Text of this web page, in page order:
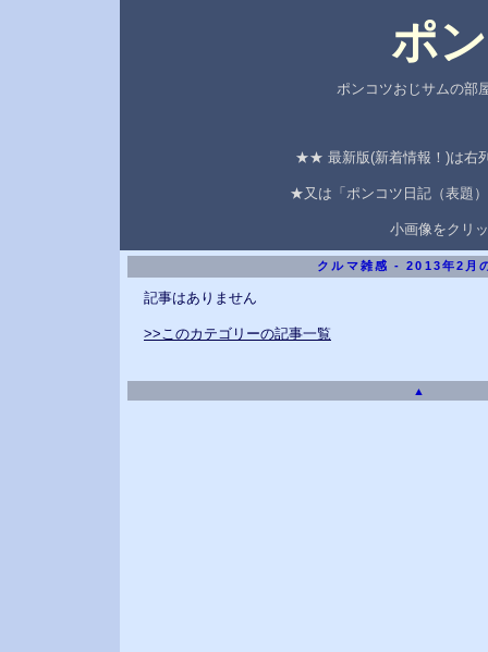
ポ
ポンコツおじサムの部
★★ 最新版(新着情報！)は右
★又は「ポンコツ日記（表題
小画像をクリ
クルマ雑感 - 2013年2月
記事はありません
>>このカテゴリーの記事一覧
▲